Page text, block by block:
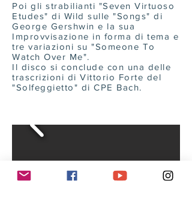
Poi gli strabilianti "Seven Virtuoso
Etudes" di Wild sulle "Songs" di
George Gershwin e la sua
Improvvisazione in forma di tema e
tre variazioni su "Someone To
Watch Over Me".
Il disco si conclude con una delle
trascrizioni di Vittorio Forte del
"Solfeggietto" di CPE Bach.